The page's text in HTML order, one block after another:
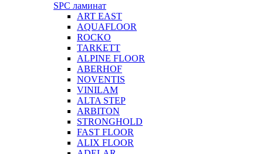
SPC ламинат
ART EAST
AQUAFLOOR
ROCKO
TARKETT
ALPINE FLOOR
ABERHOF
NOVENTIS
VINILAM
ALTA STEP
ARBITON
STRONGHOLD
FAST FLOOR
ALIX FLOOR